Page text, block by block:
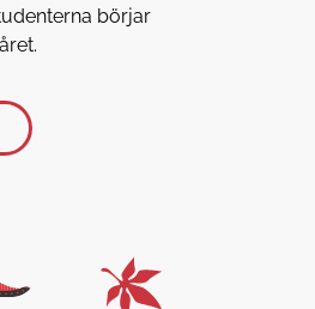
börjar